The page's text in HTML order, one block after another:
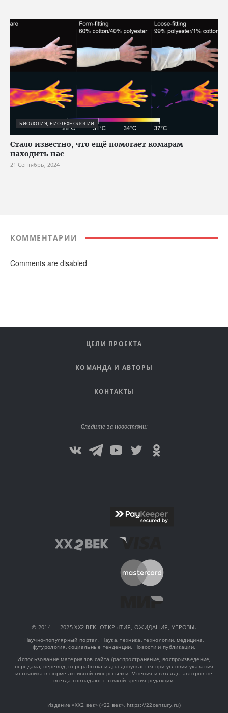
БИОЛОГИЯ, БИОТЕХНОЛОГИИ
Стало известно, что ещё помогает комарам
находить нас
21 Сентябрь, 2024
КОММЕНТАРИИ
Comments are disabled
ЦЕЛИ ПРОЕКТА
КОМАНДА И АВТОРЫ
КОНТАКТЫ
Следите за новостями:
© 2014 — 2025 XX2 ВЕК. ОТКРЫТИЯ, ОЖИДАНИЯ, УГРОЗЫ.
Научно-популярный портал. Наука, техника, технологии, медицина,
футурология, социальные тенденции. Новости и публикации.
Использование материалов сайта (распространение, воспроизведение,
передача, перевод, переработка и др.) допускается при условии указания
источника в форме активной гиперссылки. Мнения и взгляды авторов не
всегда совпадают с точкой зрения редакции.
Издание «XX2 век» («22 век», https://22century.ru)